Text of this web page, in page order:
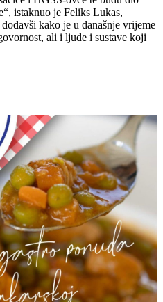
istaknuo je Feliks Lukas,
kako je u današnje vrijeme
ali i ljude i sustave koji